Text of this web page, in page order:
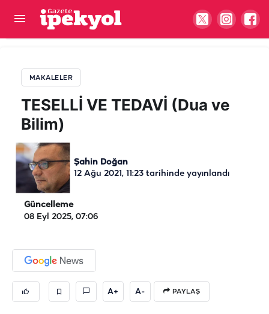
MAKALELER
TESELLİ VE TEDAVİ (Dua ve
Bilim)
Şahin Doğan
12 Ağu 2021, 11:23 tarihinde yayınlandı
Güncelleme
08 Eyl 2025, 07:06
A+ A- PAYLAŞ
TESELLİ VE TEDAVİ (Dua ve Bilim)